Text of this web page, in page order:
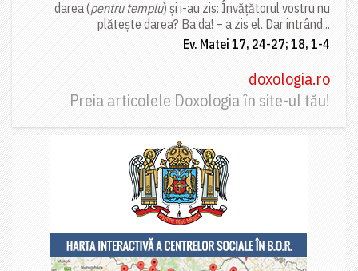
darea (pentru templu) și i-au zis: Învățătorul vostru nu
plătește darea? Ba da! – a zis el. Dar intrând...
Ev. Matei 17, 24-27; 18, 1-4
doxologia.ro
Preia articolele Doxologia în site-ul tău!